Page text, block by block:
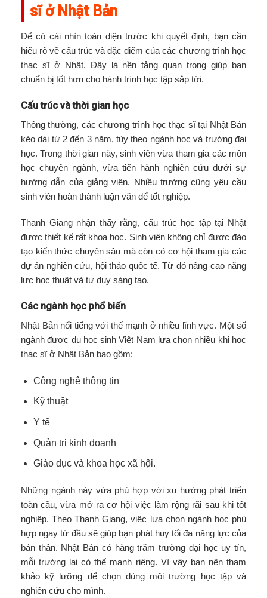
sĩ ở Nhật Bản
Để có cái nhìn toàn diện trước khi quyết định, bạn cần
hiểu rõ về cấu trúc và đặc điểm của các chương trình học
thạc sĩ ở Nhật. Đây là nền tảng quan trọng giúp bạn
chuẩn bị tốt hơn cho hành trình học tập sắp tới.
Cấu trúc và thời gian học
Thông thường, các chương trình học thạc sĩ tại Nhật Bản
kéo dài từ 2 đến 3 năm, tùy theo ngành học và trường đại
học. Trong thời gian này, sinh viên vừa tham gia các môn
học chuyên ngành, vừa tiến hành nghiên cứu dưới sự
hướng dẫn của giảng viên. Nhiều trường cũng yêu cầu
sinh viên hoàn thành luận văn để tốt nghiệp.
Thanh Giang nhận thấy rằng, cấu trúc học tập tại Nhật
được thiết kế rất khoa học. Sinh viên không chỉ được đào
tạo kiến thức chuyên sâu mà còn có cơ hội tham gia các
dự án nghiên cứu, hội thảo quốc tế. Từ đó nâng cao năng
lực học thuật và tư duy sáng tạo.
Các ngành học phổ biến
Nhật Bản nổi tiếng với thế mạnh ở nhiều lĩnh vực. Một số
ngành được du học sinh Việt Nam lựa chọn nhiều khi học
thạc sĩ ở Nhật Bản bao gồm:
Công nghệ thông tin
Kỹ thuật
Y tế
Quản trị kinh doanh
Giáo dục và khoa học xã hội.
Những ngành này vừa phù hợp với xu hướng phát triển
toàn cầu, vừa mở ra cơ hội việc làm rộng rãi sau khi tốt
nghiệp.Theo Thanh Giang, việc lựa chọn ngành học phù
hợp ngay từ đầu sẽ giúp bạn phát huy tối đa năng lực của
bản thân. Nhật Bản có hàng trăm trường đại học uy tín,
mỗi trường lại có thế mạnh riêng. Vì vậy bạn nên tham
khảo kỹ lưỡng để chọn đúng môi trường học tập và
nghiên cứu cho mình.